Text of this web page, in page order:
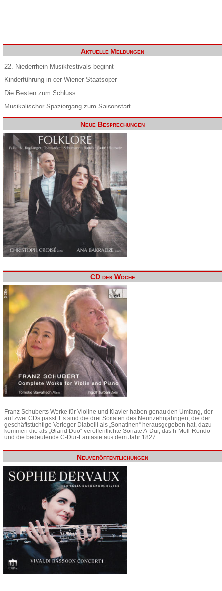
Aktuelle Meldungen
22. Niederrhein Musikfestivals beginnt
Kinderführung in der Wiener Staatsoper
Die Besten zum Schluss
Musikalischer Spaziergang zum Saisonstart
Neue Besprechungen
CD der Woche
Franz Schuberts Werke für Violine und Klavier haben genau den Umfang, der
auf zwei CDs passt. Es sind die drei Sonaten des Neunzehnjährigen, die der
geschäftstüchtige Verleger Diabelli als „Sonatinen“ herausgegeben hat, dazu
kommen die als „Grand Duo“ veröffentlichte Sonate A-Dur, das h-Moll-Rondo
und die bedeutende C-Dur-Fantasie aus dem Jahr 1827.
Neuveröffentlichungen